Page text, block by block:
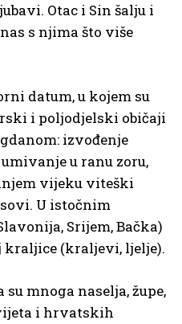
Otac i Sin šalju i
s njima što više
datum, u kojem su
i poljodjelski običaji
izvođenje
u ranu zoru,
vijeku viteški
U istočnim
Srijem, Bačka)
kraljice (kraljevi, ljelje).
su mnoga naselja, župe,
i hrvatskih